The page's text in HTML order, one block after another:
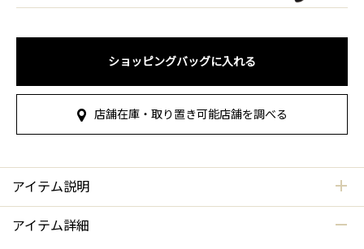
ショッピングバッグに入れる
店舗在庫・取り置き可能店舗を調べる
アイテム説明
アイテム詳細